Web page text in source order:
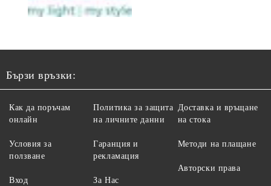
Бързи връзки:
Как да поръчам
онлайн
Условия за
ползване
Вход
Политика за защита
на личните данни
Гаранция и
рекламация
За Нас
Доставка и връщане
на стока
Методи на плащане
Авторски права